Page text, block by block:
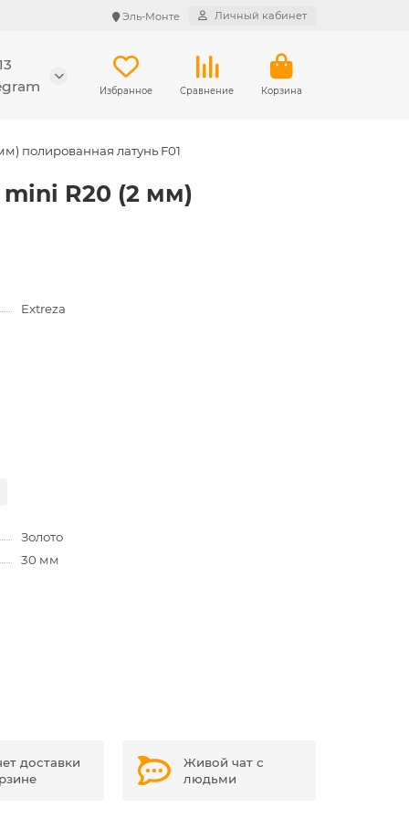
Эль-Монте Личный кабинет
Избранное Сравнение Корзина
полированная латунь F01
mini R20 (2 мм)
Extreza
Золото
30 мм
доставки
Живой чат с
людьми